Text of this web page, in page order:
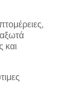
και